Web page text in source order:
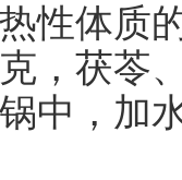
性体质
，茯苓
中，加